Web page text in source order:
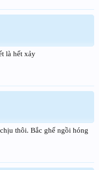
là hết xảy
thôi. Bắc ghế ngồi hóng